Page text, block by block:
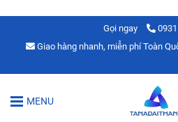
Gọi ngay
Giao hàng nhanh, miễn phí Toàn
MENU